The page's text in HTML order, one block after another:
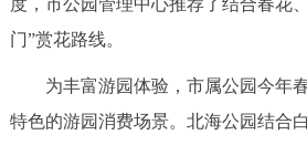
门”赏花路线。
为丰富游园体验，市属公园今年春
特色的游园消费场景。北海公园结合